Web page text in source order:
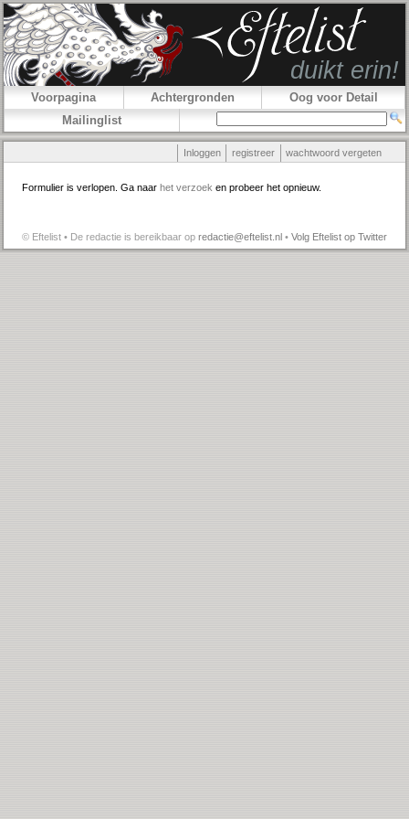
Voorpagina Achtergronden
Oog voor Detail
Mailinglist
Inloggen registreer wachtwoord vergeten
Formulier is verlopen. Ga naar het verzoek en probeer het opnieuw.
© Eftelist • De redactie is bereikbaar op redactie@eftelist.nl • Volg Eftelist op Twitter